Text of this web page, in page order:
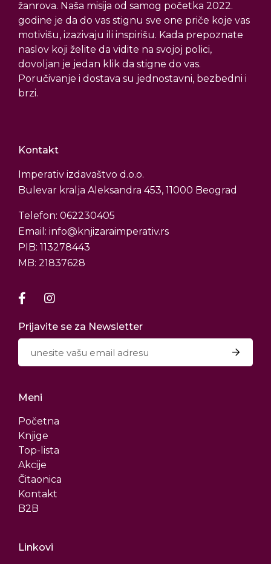
žanrova. Naša misija od samog početka 2022.
godine je da do vas stignu sve one priče koje vas
motivišu, izazivaju ili inspirišu. Kada prepoznate
naslov koji želite da vidite na svojoj polici,
dovoljan je jedan klik da stigne do vas.
Poručivanje i dostava su jednostavni, bezbedni i
brzi.
Kontakt
Imperativ izdavaštvo d.o.o.
Bulevar kralja Aleksandra 453, 11000 Beograd
Telefon: 062230405
Email: info@knjizaraimperativ.rs
PIB: 113278443
MB: 21837628
Prijavite se za Newsletter
Meni
Početna
Knjige
Top-lista
Akcije
Čitaonica
Kontakt
B2B
Linkovi